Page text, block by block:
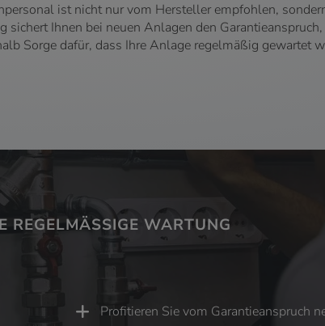
ist nicht nur vom Hersteller empfohlen,
Ihnen bei neuen Anlagen den
Sorge dafür, dass Ihre Anlage regelmäßig gewartet
REGELMÄSSIGE WARTUNG
Profitieren Sie vom Garantieanspruch